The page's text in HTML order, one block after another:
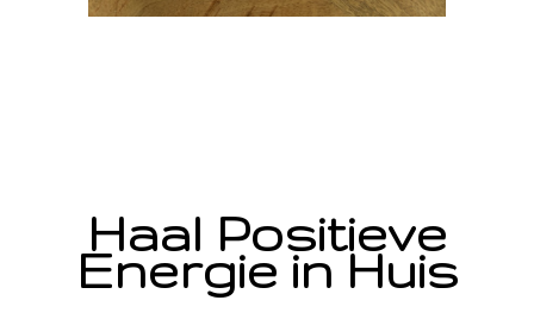
Haal Positieve
Energie in Huis